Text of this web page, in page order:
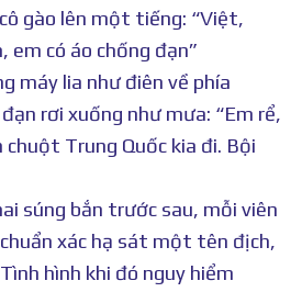
gào lên một tiếng: “Việt,
em có áo chống đạn”
máy lia như điên về phía
rơi xuống như mưa: “Em rể,
Trung Quốc kia đi. Bội
súng bắn trước sau, mỗi viên
xác hạ sát một tên địch,
hình khi đó nguy hiểm